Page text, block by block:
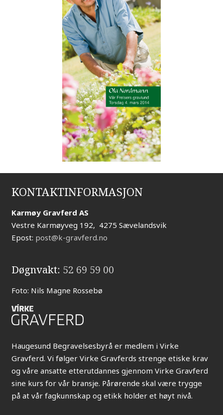
KONTAKTINFORMASJON
Karmøy Gravferd AS
Vestre Karmøyveg 192, 4275 Sævelandsvik
Epost: post@k-gravferd.no
Døgnvakt: 52 69 59 00
Foto: Nils Magne Rossebø
Haugesund Begravelsesbyrå er medlem i Virke
Gravferd. Vi følger Virke Gravferds strenge etiske krav
og våre ansatte etterutdannes gjennom Virke Gravferd
sine kurs for vår bransje. Pårørende skal være trygge
på at vår fagkunnskap og etikk holder et høyt nivå.